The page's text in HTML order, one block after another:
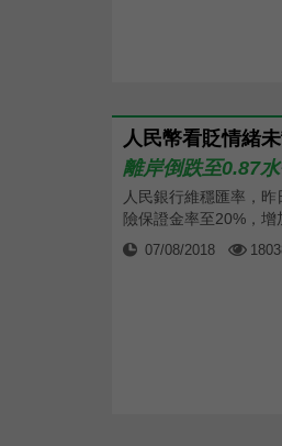
人民幣看貶情緒
離岸倒跌至0.87
人民銀行維穩匯率，
險保證金率至20%，增
07/08/2018